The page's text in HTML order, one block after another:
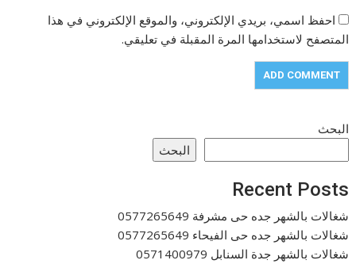
احفظ اسمي، بريدي الإلكتروني، والموقع الإلكتروني في هذا
المتصفح لاستخدامها المرة المقبلة في تعليقي.
البحث
البحث
Recent Posts
شغالات بالشهر جده حى مشرفة 0577265649
شغالات بالشهر جده حى الفيحاء 0577265649
شغالات بالشهر جدة السنابل 0571400979